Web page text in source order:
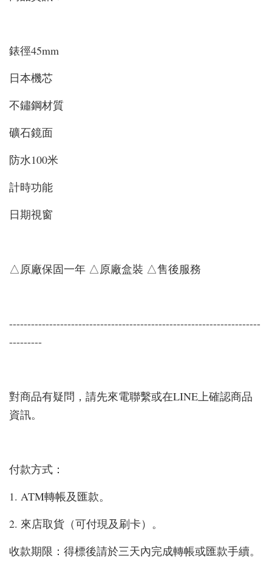
錶徑45mm
日本機芯
不鏽鋼材質
礦石鏡面
防水100米
計時功能
日期視窗
△原廠保固一年 △原廠盒裝 △售後服務
---------------------------------------------------------------------
---------
對商品有疑問，請先來電聯繫或在LINE上確認商品
資訊。
付款方式：
1. ATM轉帳及匯款。
2. 來店取貨（可付現及刷卡）。
收款期限：得標後請於三天內完成轉帳或匯款手續。